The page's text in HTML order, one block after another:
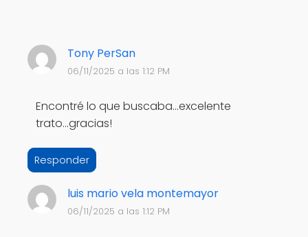
Tony PerSan
06/11/2025 a las 1:12 PM
Encontré lo que buscaba...excelente
trato...gracias!
Responder
luis mario vela montemayor
06/11/2025 a las 1:12 PM